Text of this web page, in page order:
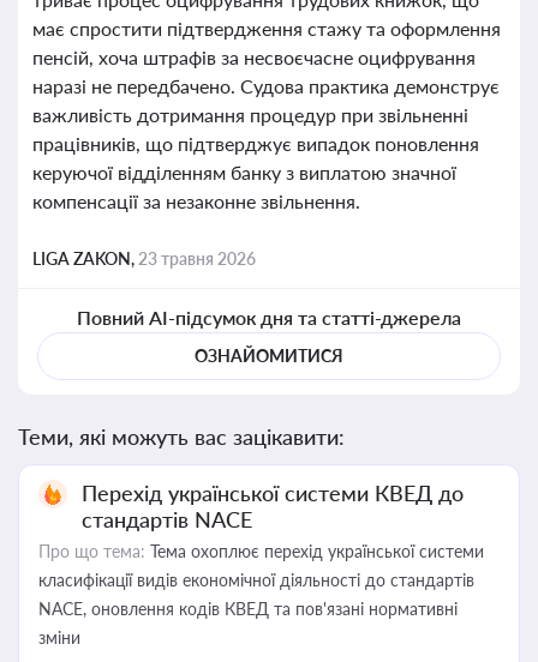
має спростити підтвердження стажу та оформлення
пенсій, хоча штрафів за несвоєчасне оцифрування
наразі не передбачено. Судова практика демонструє
важливість дотримання процедур при звільненні
працівників, що підтверджує випадок поновлення
керуючої відділенням банку з виплатою значної
компенсації за незаконне звільнення.
LIGA ZAKON, 23 травня 2026
Повний AI-підсумок дня та статті-джерела
ОЗНАЙОМИТИСЯ
Теми, які можуть вас зацікавити:
Перехід української системи КВЕД до
стандартів NACE
Про що тема: Тема охоплює перехід української системи
класифікації видів економічної діяльності до стандартів
NACE, оновлення кодів КВЕД та пов'язані нормативні
зміни